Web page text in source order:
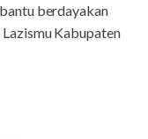
berdayakan
Lazismu Kabupaten